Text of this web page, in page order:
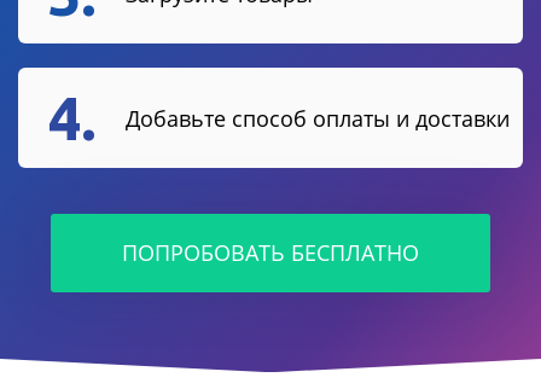
4. Добавьте способ оплаты и доставки
ПОПРОБОВАТЬ БЕСПЛАТНО